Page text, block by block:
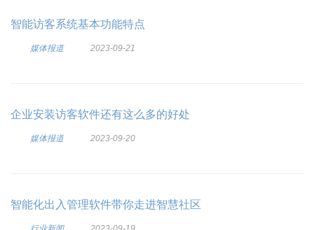
智能访客系统基本功能特点
媒体报道 2023-09-21
企业安装访客软件还有这么多的好处
媒体报道 2023-09-20
智能化出入管理软件带你走进智慧社区